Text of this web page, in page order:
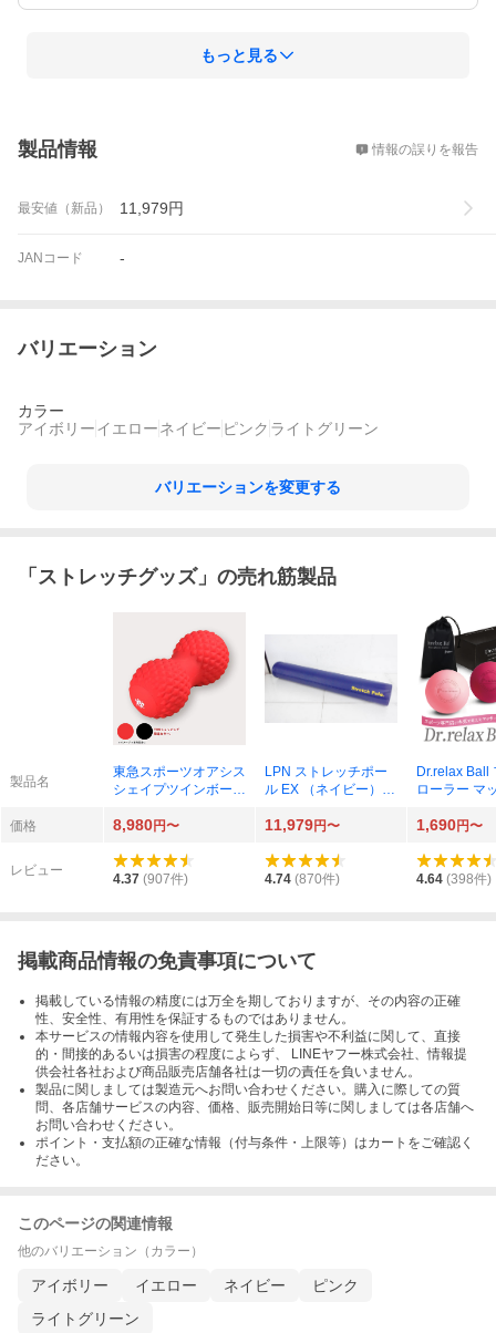
もっと見る
製品情報 情報の誤りを報告
最安値（新品） 11,979円
JANコード -
バリエーション
カラー
アイボリーイエローネイビー ピンク ライトグリーン
バリエーションを変更する
「 ストレッチグッズ」の売れ筋製品
製品名
東急スポーツオアシス
シェイプツインボール
LPN ストレッチポー
ル EX （ネイビー） e
Dr.relax Ball
ローラー マ
ール 2個セ
価格 8,980円〜 11,979円〜 1,690円〜
レビュー
4.37 (907件) 4.74 (870件) 4.64 (398件)
掲載商品情報の免責事項について
掲載している情報の精度には万全を期しておりますが、その内容の正確
性、安全性、有用性を保証するものではありません。
本サービスの情報内容を使用して発生した損害や不利益に関して、直接
的・間接的あるいは損害の程度によらず、 LINEヤフー株式会社、情報提
供会社各社および商品販売店舗各社は一切の責任を負いません。
製品に関しましては製造元へお問い合わせください。購入に際しての質
問、各店舗サービスの内容、価格、販売開始日等に関しましては各店舗へ
お問い合わせください。
ポイント・支払額の正確な情報（付与条件・上限等）はカートをご確認く
ださい。
このページの関連情報
他のバリエーション（カラー）
アイボリー イエロー ネイビー
ピンク
ライトグリーン